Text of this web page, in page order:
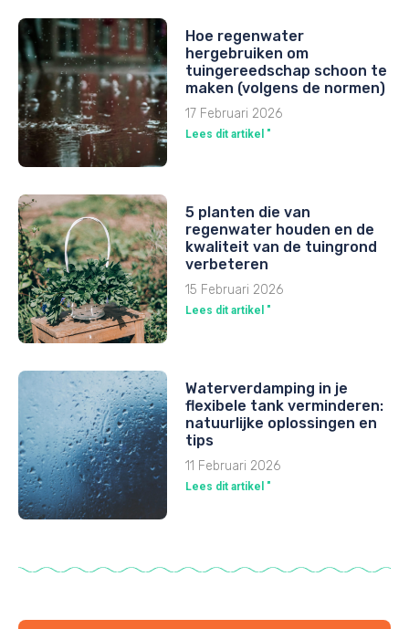
Hoe regenwater
hergebruiken om
tuingereedschap schoon te
maken (volgens de normen)
17 Februari 2026
Lees dit artikel "
5 planten die van
regenwater houden en de
kwaliteit van de tuingrond
verbeteren
15 Februari 2026
Lees dit artikel "
Waterverdamping in je
flexibele tank verminderen:
natuurlijke oplossingen en
tips
11 Februari 2026
Lees dit artikel "